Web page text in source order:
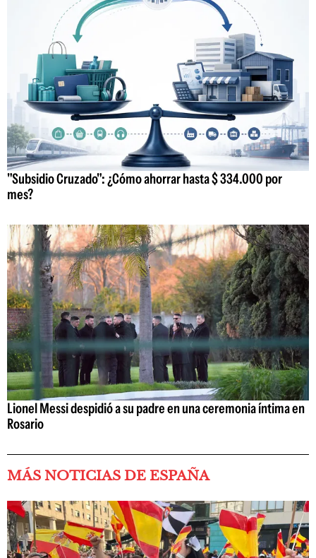
"Subsidio Cruzado": ¿Cómo ahorrar hasta $ 334.000 por
mes?
Lionel Messi despidió a su padre en una ceremonia íntima en
Rosario
MÁS NOTICIAS DE ESPAÑA